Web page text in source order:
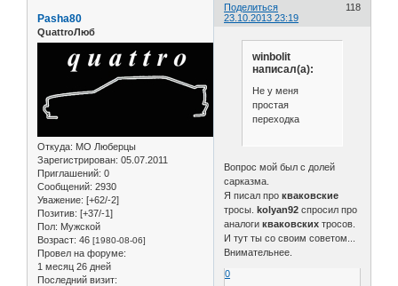
Поделиться
118
23.10.2013 23:19
Pasha80
QuattroЛюб
Откуда: МО Люберцы
Зарегистрирован: 05.07.2011
Приглашений: 0
Сообщений: 2930
Уважение: [+62/-2]
Позитив: [+37/-1]
Пол: Мужской
Возраст: 46 [1980-08-06]
Провел на форуме:
1 месяц 26 дней
Последний визит:
winbolit
написал(а):
Не у меня
простая
переходка
Вопрос мой был с долей
сарказма.
Я писал прокваковские
тросы.
kolyan92 спросил про
аналогикваковских тросов.
И тут ты со своим советом...
Внимательнее.
0